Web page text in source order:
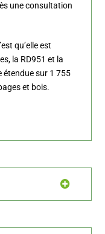
une consultation
qu’elle est
la RD951 et la
étendue sur 1 755
et bois.